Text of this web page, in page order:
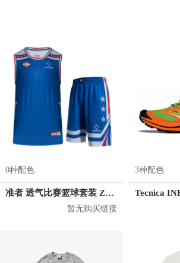
0种配色
准者 透气比赛篮球套装 Z118210177
暂无购买链接
3种配色